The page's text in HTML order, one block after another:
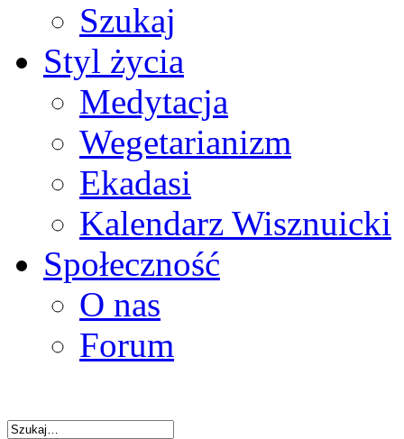
Szukaj
Styl życia
Medytacja
Wegetarianizm
Ekadasi
Kalendarz Wisznuicki
Społeczność
O nas
Forum